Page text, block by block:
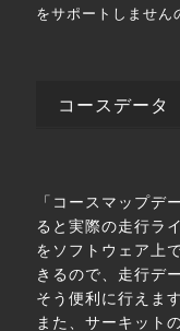
をサポートしません
コースデータ
「コースマップデ
ると実際の走行ラ
をソフトウェア上
きるので、走行デ
そう便利に行えます
また、サーキット